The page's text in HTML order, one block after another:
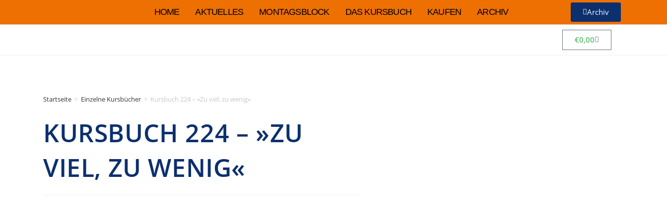
HOME AKTUELLES MONTAGSBLOCK DAS KURSBUCH KAUFEN ARCHIV Archiv
€0,00
Startseite > Einzelne Kursbücher > Kursbuch 224 – »Zu viel, zu wenig«
KURSBUCH 224 – »ZU
VIEL, ZU WENIG«